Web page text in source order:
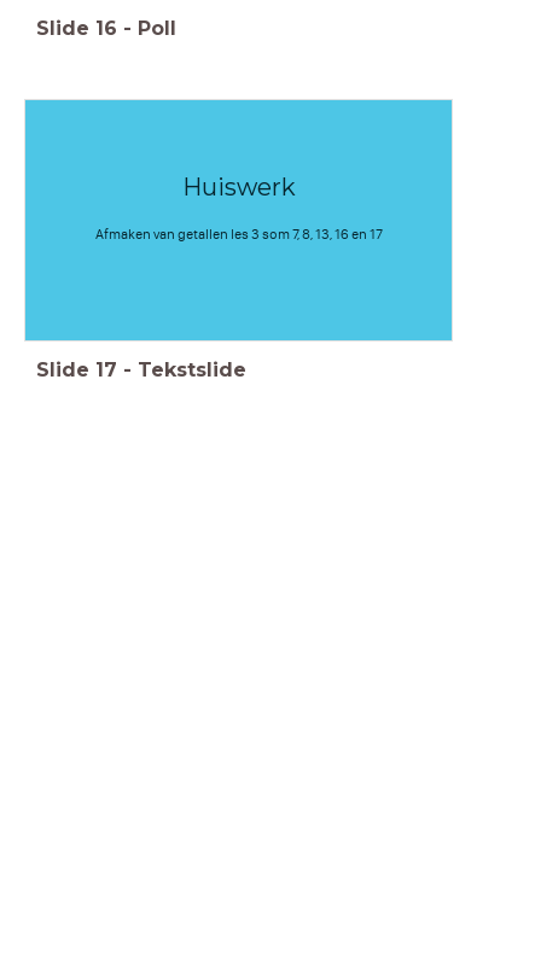
Slide 16 - Poll
Huiswerk
Afmaken van getallen les 3 som 7, 8, 13, 16 en 17
Slide 17 - Tekstslide